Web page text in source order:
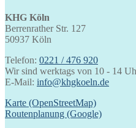
KHG Köln
Berrenrather Str. 127
50937 Köln
Telefon: 0221 / 476 920
Wir sind werktags von 10 - 14
E-Mail: info@khgkoeln.de
Karte (OpenStreetMap)
Routenplanung (Google)